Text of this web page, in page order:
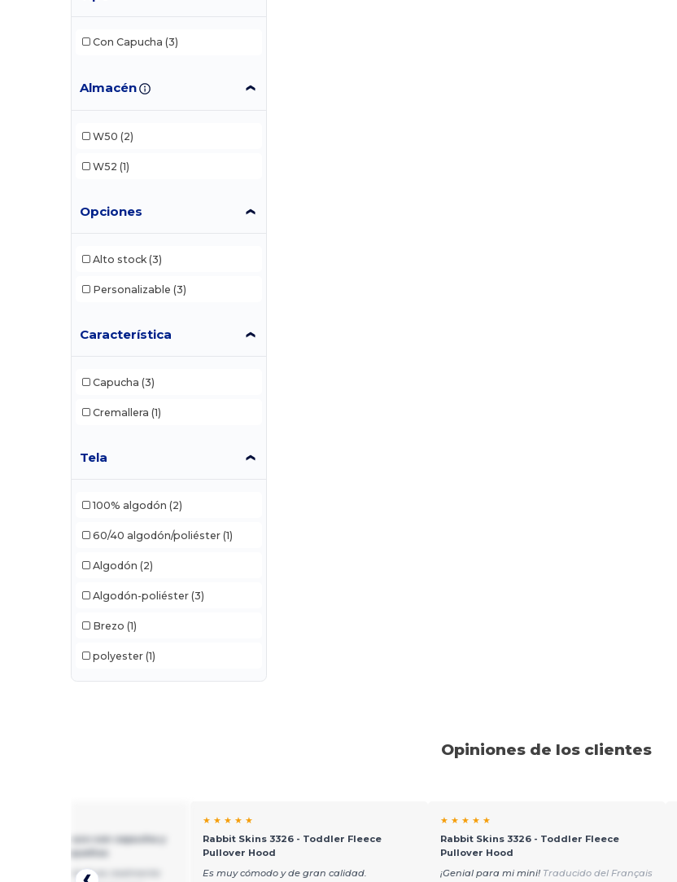
Con Capucha (3)
Almacén
W50 (2)
W52 (1)
Opciones
Alto stock (3)
Personalizable (3)
Característica
Capucha (3)
Cremallera (1)
Tela
100% algodón (2)
60/40 algodón/poliéster (1)
Algodón (2)
Algodón-poliéster (3)
Brezo (1)
polyester (1)
Opiniones de los clientes
3346 - Buzo con capucha y
niños pequeños
de este artículo es realmente
★ ★ ★ ★ ★
Rabbit Skins 3326 - Toddler Fleece
Pullover Hood
Es muy cómodo y de gran calidad.
★ ★ ★ ★ ★
Rabbit Skins 3326 - Toddler Fleece
Pullover Hood
¡Genial para mi mini! Traducido del Français